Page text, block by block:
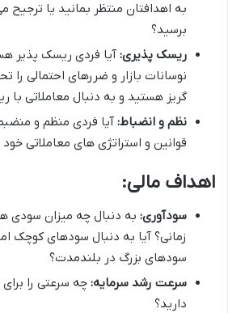
به اهدافتان منتظر بمانید یا
برسید؟
ریسک پذیری: آیا فردی ریسک پذیر
نوسانات بازار و ضررهای احتمالی را
گریز هستید و به دنبال معاملاتی
نظم و انضباط: آیا فردی منظم و
قوانین و استراتژی های معاملاتی خود
اهداف مالی:
سودآوری: به دنبال چه میزان سودی
زمانی؟ آیا به دنبال سودهای کوچک
سودهای بزرگ در بلندمدت؟
سرعت رشد سرمایه: چه سرعتی را
دارید؟